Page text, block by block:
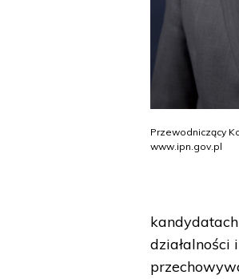
Przewodniczący
www.ipn.gov.pl